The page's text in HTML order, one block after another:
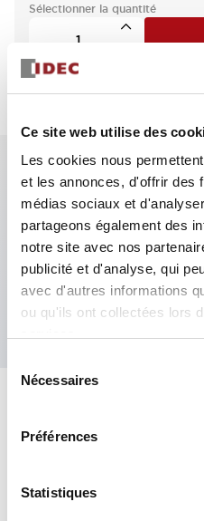
Ce site web utilise des
Les cookies nous
et les annonces, d'offrir des
médias sociaux et
partageons également des
notre site avec nos
publicité et d'analyse, qui
avec d'autres informations
ou qu'ils ont collectées lors
Nécessaires
Préférences
Statistiques
Sélectionner la quantité
Caractéristiques clés
Commutateur
ressort, deux voies, 2
pour les doigts